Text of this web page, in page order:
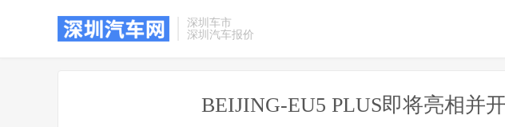
深圳车市
深圳汽车报价
BEIJING-EU5 PLUS即将亮相并